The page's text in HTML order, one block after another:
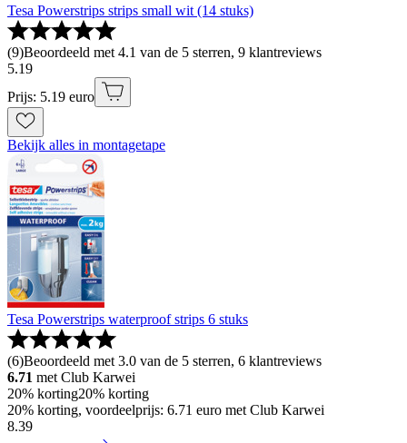
Tesa Powerstrips strips small wit (14 stuks)
(9)Beoordeeld met 4.1 van de 5 sterren, 9 klantreviews
5.19
Prijs: 5.19 euro
Bekijk alles in montagetape
Tesa Powerstrips waterproof strips 6 stuks
(6)Beoordeeld met 3.0 van de 5 sterren, 6 klantreviews
6.71 met Club Karwei
20% korting20% korting
20% korting, voordeelprijs: 6.71 euro met Club Karwei
8.39